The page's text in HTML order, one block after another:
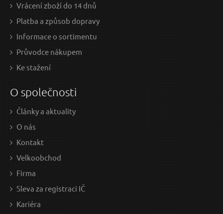
Vrácení zboží do 14 dnů
Platba a způsob dopravy
Informace o sortimentu
Průvodce nákupem
Ke stažení
O společnosti
Články a aktuality
O nás
Kontakt
Velkoobchod
Firma
Sleva za registraci IČ
Kariéra